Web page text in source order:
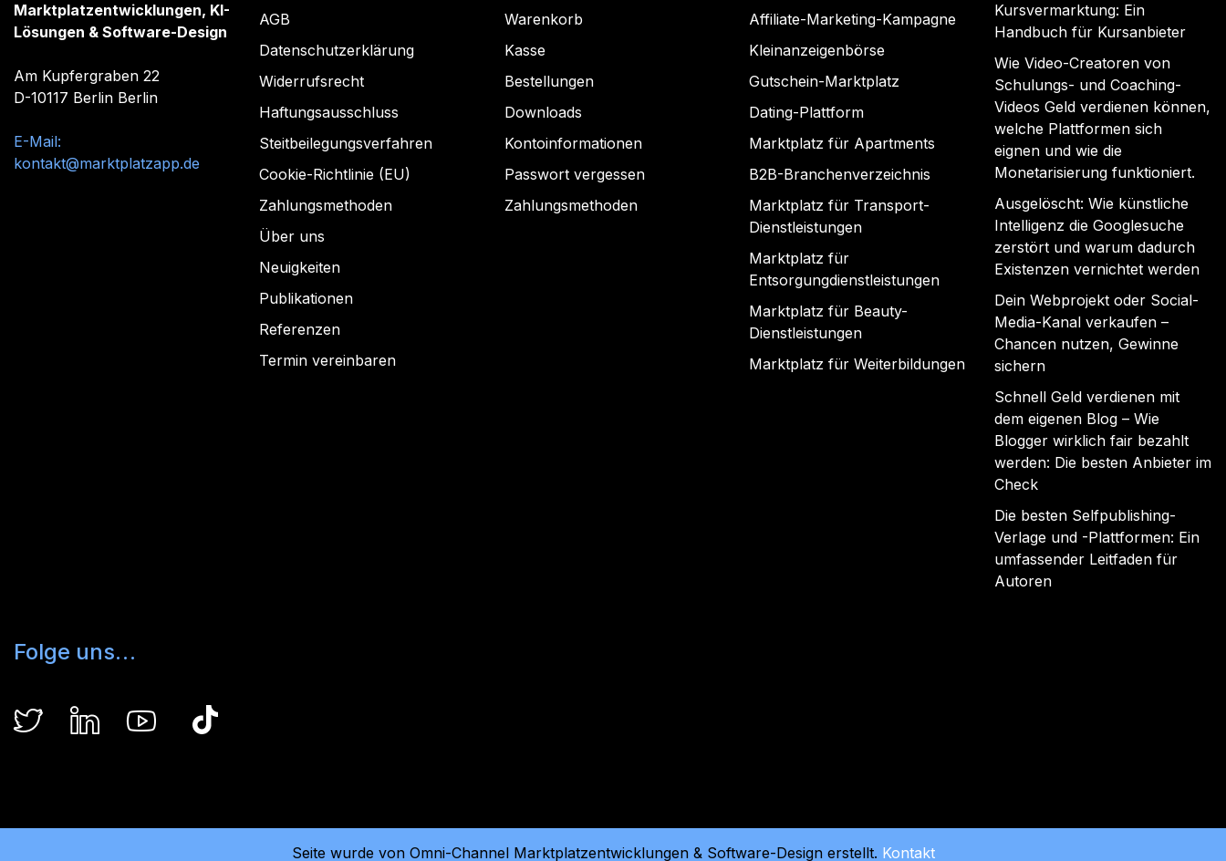
Marktplatzentwicklungen, KI-
Lösungen & Software-Design
Am Kupfergraben 22
D-10117 Berlin Berlin
E-Mail:
kontakt@marktplatzapp.de
AGB
Datenschutzerklärung
Widerrufsrecht
Haftungsausschluss
Steitbeilegungsverfahren
Cookie-Richtlinie (EU)
Zahlungsmethoden
Über uns
Neuigkeiten
Publikationen
Referenzen
Termin vereinbaren
Warenkorb
Kasse
Bestellungen
Downloads
Kontoinformationen
Passwort vergessen
Zahlungsmethoden
Affiliate-Marketing-Kampagne
Kleinanzeigenbörse
Gutschein-Marktplatz
Dating-Plattform
Marktplatz für Apartments
B2B-Branchenverzeichnis
Marktplatz für Transport-
Dienstleistungen
Marktplatz für
Entsorgungdienstleistungen
Marktplatz für Beauty-
Dienstleistungen
Marktplatz für Weiterbildungen
Kursvermarktung: Ein
Handbuch für Kursanbieter
Wie Video-Creatoren von
Schulungs- und Coaching-
Videos Geld verdienen können,
welche Plattformen sich
eignen und wie die
Monetarisierung funktioniert.
Ausgelöscht: Wie künstliche
Intelligenz die Googlesuche
zerstört und warum dadurch
Existenzen vernichtet werden
Dein Webprojekt oder Social-
Media-Kanal verkaufen –
Chancen nutzen, Gewinne
sichern
Schnell Geld verdienen mit
dem eigenen Blog – Wie
Blogger wirklich fair bezahlt
werden: Die besten Anbieter im
Check
Die besten Selfpublishing-
Verlage und -Plattformen: Ein
umfassender Leitfaden für
Autoren
Folge uns…
Seite wurde von Omni-Channel Marktplatzentwicklungen & Software-Design erstellt. Kontakt